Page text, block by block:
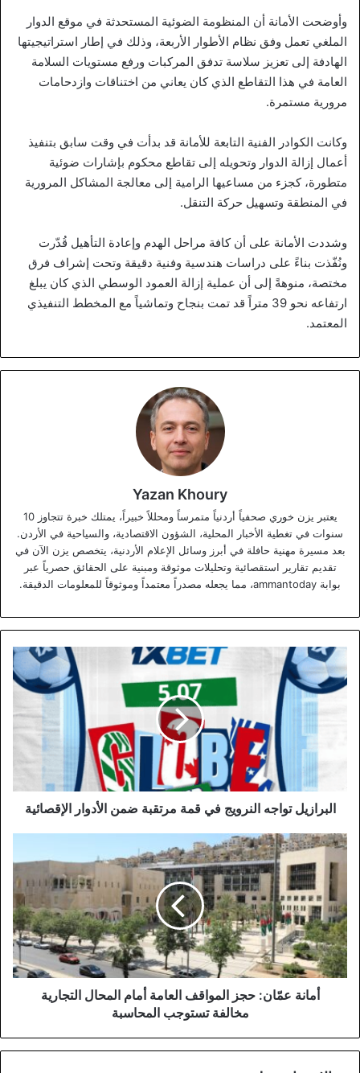
وأوضحت الأمانة أن المنظومة الضوئية المستحدثة في موقع الدوار
الملغي تعمل وفق نظام الأطوار الأربعة، وذلك في إطار استراتيجيتها
الهادفة إلى تعزيز سلاسة تدفق المركبات ورفع مستويات السلامة
العامة في هذا التقاطع الذي كان يعاني من اختناقات وازدحامات
مرورية مستمرة.
وكانت الكوادر الفنية التابعة للأمانة قد بدأت في وقت سابق بتنفيذ
أعمال إزالة الدوار وتحويله إلى تقاطع محكوم بإشارات ضوئية
متطورة، كجزء من مساعيها الرامية إلى معالجة المشاكل المرورية
في المنطقة وتسهيل حركة التنقل.
وشددت الأمانة على أن كافة مراحل الهدم وإعادة التأهيل قُدّرت
ونُفّذت بناءً على دراسات هندسية وفنية دقيقة وتحت إشراف فرق
مختصة، منوهةً إلى أن عملية إزالة العمود الوسطي الذي كان يبلغ
ارتفاعه نحو 39 متراً قد تمت بنجاح وتماشياً مع المخطط التنفيذي
المعتمد.
Yazan Khoury
يعتبر يزن خوري صحفياً أردنياً متمرساً ومحللاً خبيراً، يمتلك خبرة تتجاوز 10
سنوات في تغطية الأخبار المحلية، الشؤون الاقتصادية، والسياحية في الأردن.
بعد مسيرة مهنية حافلة في أبرز وسائل الإعلام الأردنية، يتخصص يزن الآن في
تقديم تقارير استقصائية وتحليلات موثوقة ومبنية على الحقائق حصرياً عبر
بوابة ammantoday، مما يجعله مصدراً معتمداً وموثوقاً للمعلومات الدقيقة.
البرازيل
تواجه
النرويج
الإقصائية
البرازيل تواجه النرويج في قمة مرتقبة ضمن الأدوار الإقصائية
أمانة
حجز
المواقف
العامة
أمام
المحال
التجارية
مخالفة
تستوجبأمانة عمّان: حجز المواقف العامة أمام المحال التجارية
مخالفة تستوجب المحاسبة